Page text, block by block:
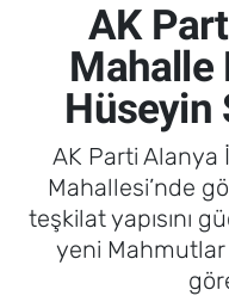
AK
Mahalle
Hüseyin
AK Parti Alanya
Mahallesi’nde
teşkilat yapısını
yeni Mahmutlar